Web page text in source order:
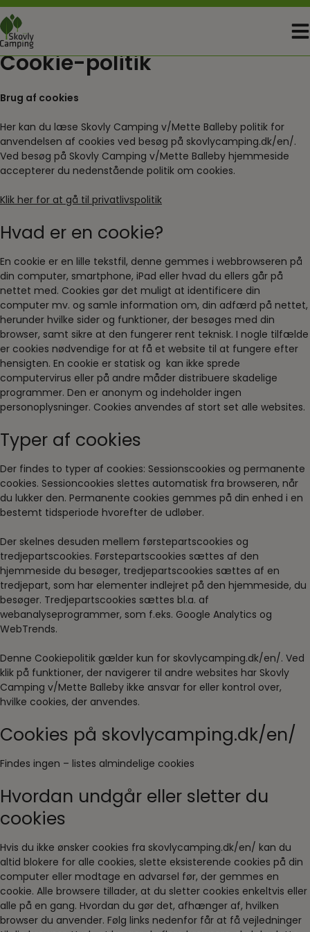
Skip
to
content
Cookie-politik
Brug af cookies
Her kan du læse Skovly Camping v/Mette Balleby politik for
anvendelsen af cookies ved besøg på skovlycamping.dk/en/.
Ved besøg på Skovly Camping v/Mette Balleby hjemmeside
accepterer du nedenstående politik om cookies.
Klik her for at gå til privatlivspolitik
Hvad er en cookie?
En cookie er en lille tekstfil, denne gemmes i webbrowseren på
din computer, smartphone, iPad eller hvad du ellers går på
nettet med. Cookies gør det muligt at identificere din
computer mv. og samle information om, din adfærd på nettet,
herunder hvilke sider og funktioner, der besøges med din
browser, samt sikre at den fungerer rent teknisk. I nogle tilfælde
er cookies nødvendige for at få et website til at fungere efter
hensigten. En cookie er statisk og kan ikke sprede
computervirus eller på andre måder distribuere skadelige
programmer. Den er anonym og indeholder ingen
personoplysninger. Cookies anvendes af stort set alle websites.
Typer af cookies
Der findes to typer af cookies: Sessionscookies og permanente
cookies. Sessioncookies slettes automatisk fra browseren, når
du lukker den. Permanente cookies gemmes på din enhed i en
bestemt tidsperiode hvorefter de udløber.
Der skelnes desuden mellem førstepartscookies og
tredjepartscookies. Førstepartscookies sættes af den
hjemmeside du besøger, tredjepartscookies sættes af en
tredjepart, som har elementer indlejret på den hjemmeside, du
besøger. Tredjepartscookies sættes bl.a. af
webanalyseprogrammer, som f.eks. Google Analytics og
WebTrends.
Denne Cookiepolitik gælder kun for skovlycamping.dk/en/. Ved
klik på funktioner, der navigerer til andre websites har Skovly
Camping v/Mette Balleby ikke ansvar for eller kontrol over,
hvilke cookies, der anvendes.
Cookies på skovlycamping.dk/en/
Findes ingen – listes almindelige cookies
Hvordan undgår eller sletter du
cookies
Hvis du ikke ønsker cookies fra skovlycamping.dk/en/ kan du
altid blokere for alle cookies, slette eksisterende cookies på din
computer eller modtage en advarsel før, der gemmes en
cookie. Alle browsere tillader, at du sletter cookies enkeltvis eller
alle på en gang. Hvordan du gør det, afhænger af, hvilken
browser du anvender. Følg links nedenfor får at få vejledninger